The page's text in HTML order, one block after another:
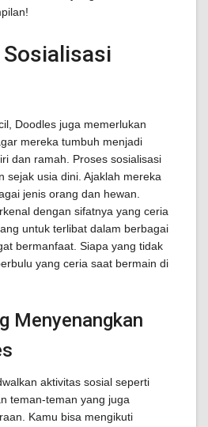
Doodles juga memerlukan
mereka tumbuh menjadi
dan ramah. Proses sosialisasi
sejak usia dini. Ajaklah mereka
jenis orang dan hewan.
dengan sifatnya yang ceria
untuk terlibat dalam berbagai
bermanfaat. Siapa yang tidak
yang ceria saat bermain di
Menyenangkan
aktivitas sosial seperti
teman-teman yang juga
Kamu bisa mengikuti